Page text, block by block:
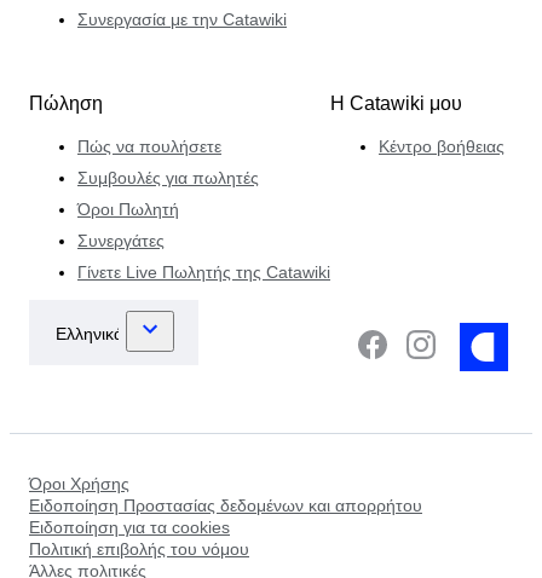
Συνεργασία με την Catawiki
Πώληση
Πώς να πουλήσετε
Συμβουλές για πωλητές
Όροι Πωλητή
Συνεργάτες
Γίνετε Live Πωλητής της Catawiki
Η Catawiki μου
Κέντρο βοήθειας
Όροι Χρήσης
Ειδοποίηση Προστασίας δεδομένων και απορρήτου
Ειδοποίηση για τα cookies
Πολιτική επιβολής του νόμου
Άλλες πολιτικές